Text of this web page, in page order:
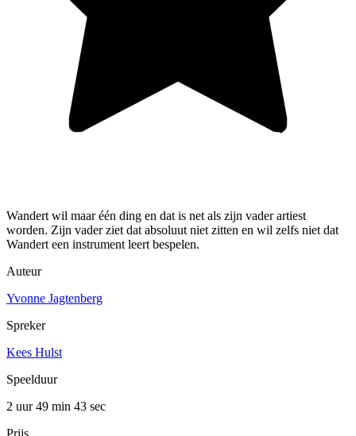
Wandert wil maar één ding en dat is net als zijn vader artiest
worden. Zijn vader ziet dat absoluut niet zitten en wil zelfs niet dat
Wandert een instrument leert bespelen.
Auteur
Yvonne Jagtenberg
Spreker
Kees Hulst
Speelduur
2 uur 49 min 43 sec
Prijs